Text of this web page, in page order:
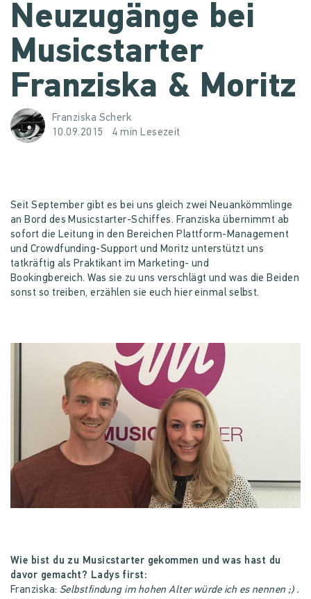
Neuzugänge bei
Musicstarter
Franziska & Moritz
Franziska Scherk
10.09.2015
4 min Lesezeit
Seit September gibt es bei uns gleich zwei Neuankömmlinge
an Bord des Musicstarter-Schiffes. Franziska übernimmt ab
sofort die Leitung in den Bereichen Plattform-Management
und Crowdfunding-Support und Moritz unterstützt uns
tatkräftig als Praktikant im Marketing- und
Bookingbereich. Was sie zu uns verschlägt und was die Beiden
sonst so treiben, erzählen sie euch hier einmal selbst.
Wie bist du zu Musicstarter gekommen und was hast du
davor gemacht? Ladys first:
Franziska: Selbstfindung im hohen Alter würde ich es nennen ;) .